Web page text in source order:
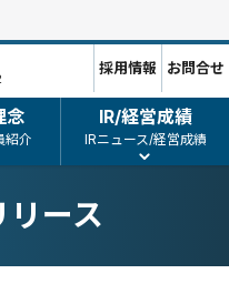
念
紹介
IR/経営成績
IRニュース/経営成績
採用情報 お問合せ
リース